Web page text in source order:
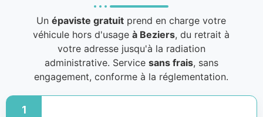
Unépaviste gratuit prend en charge votre
véhicule hors d'usageà Beziers, du retrait à
votre adresse jusqu'à la radiation
administrative. Service sans frais, sans
engagement, conforme à la réglementation.
1